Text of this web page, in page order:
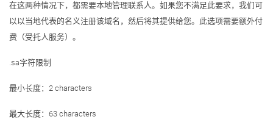
在这两种情况下，都需要本地管理联系人。如果您不满足此要求，我们可
以以当地代表的名义注册该域名，然后将其提供给您。此选项需要额外付
费（受托人服务）。
.sa字符限制
最小长度：2 characters
最大长度：63 characters